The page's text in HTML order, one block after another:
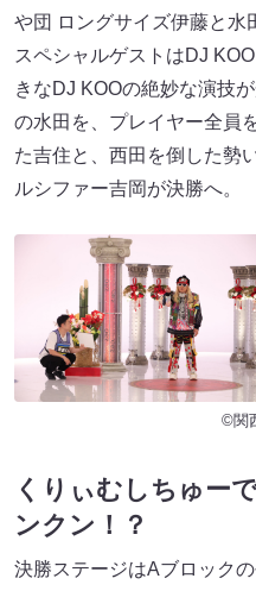
や団 ロングサイズ伊藤と水
スペシャルゲストはDJ
きなDJ KOOの絶妙な演技
の水田を、プレイヤー全員
た吉住と、西田を倒した勢
ルシファー吉岡が決勝へ。
©関
くりぃむしちゅー
ンクン！？
決勝ステージはAブロック